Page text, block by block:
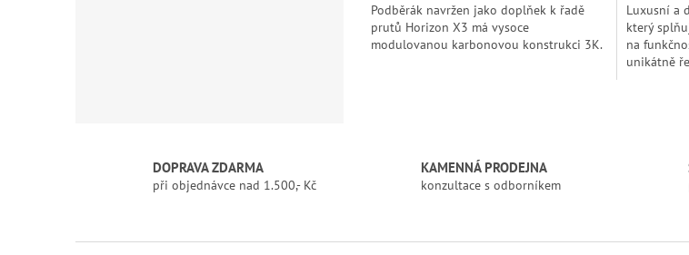
Podběrák navržen jako doplňek k řadě
prutů Horizon X3 má vysoce
modulovanou karbonovou konstrukci 3K.
Luxusní a
který
na
unikátně
DOPRAVA ZDARMA
při objednávce nad 1.500,- Kč
KAMENNÁ PRODEJNA
konzultace s odborníkem